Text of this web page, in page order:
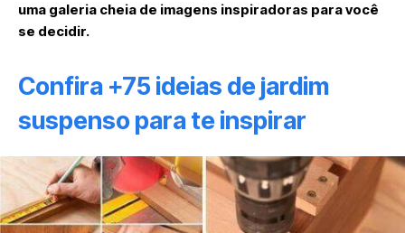
uma galeria cheia de imagens inspiradoras para você
se decidir.
Confira +75 ideias de jardim
suspenso para te inspirar